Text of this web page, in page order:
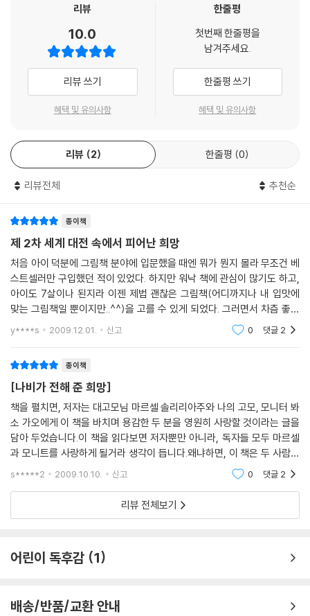
리뷰
10.0
리뷰 쓰기
혜택 및 유의사항
한줄평
첫번째 한줄평을
남겨주세요.
한줄평 쓰기
혜택 및 유의사항
리뷰 2 한줄평 0
리뷰전체 추천순
종이책
제 2차 세계 대전 속에서 피어난 희망
처음 아이 덕분에 그림책 분야에 입문했을 때엔 뭐가 뭔지 몰라 무조건 베
스트셀러만 구입했던 적이 있었다. 하지만 워낙 책에 관심이 많기도 하고,
아이도 7살이나 된지라 이젠 제법 괜찮은 그림책(어디까지나 내 입맛에
맞는 그림책일 뿐이지만..^^)을 고를 수 있게 되었다. 그러면서 차츰 좋아
하는 그림책 작가도 생겨나게 되었는데, 그 중 한 명이 바로 패트리샤 폴라
코이다. 내가 이
y****s 2009.12.01. 신고 0 댓글 2
종이책
[나비가 전해 준 희망]
책을 펼치면, 저자는 대고모님 마르셀 솔리리아주와 나의 고모, 모니터 봐
소 가오에게 이 책을 바치며 용감한 두 분을 영원히 사랑할 것이라는 글을
담아 두었습니다.이 책을 읽다보면 저자뿐만 아니라, 독자들 모두 마르셀
과 모니트를 사랑하게 될거라 생각이 듭니다.왜냐하면, 이 책은 두 사람이
주인공이기 때문입니다.평화를 사랑하고, 모두를 사랑할 줄 아는 마음과
s*****2 2009.10.10. 신고 0 댓글 2
리뷰 전체보기
어린이 독후감 1
배송/반품/교환 안내